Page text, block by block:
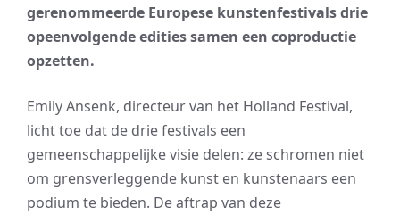
gerenommeerde Europese kunstenfestivals drie
opeenvolgende edities samen een coproductie
opzetten.
Emily Ansenk, directeur van het Holland Festival,
licht toe dat de drie festivals een
gemeenschappelijke visie delen: ze schromen niet
om grensverleggende kunst en kunstenaars een
podium te bieden. De aftrap van deze